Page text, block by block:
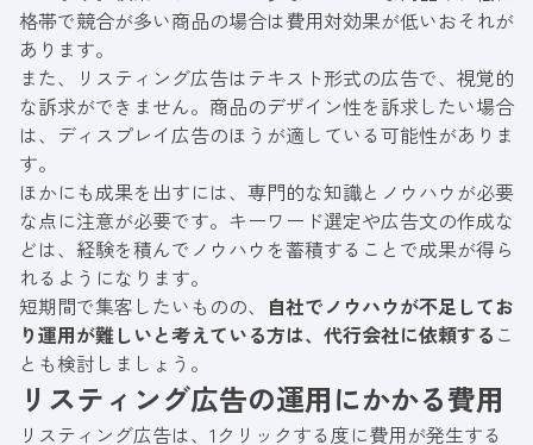
格帯で競合が多い商品の場合は費用対効果が低いおそれが
あります。
また、リスティング広告はテキスト形式の広告で、視覚的
な訴求ができません。商品のデザイン性を訴求したい場合
は、ディスプレイ広告のほうが適している可能性がありま
す。
ほかにも成果を出すには、専門的な知識とノウハウが必要
な点に注意が必要です。キーワード選定や広告文の作成な
どは、経験を積んでノウハウを蓄積することで成果が得ら
れるようになります。
短期間で集客したいものの、 自社でノウハウが不足してお
り運用が難しいと考えている方は、代行会社に依頼する こ
とも検討しましょう。
リスティング広告の運用にかかる費用
リスティング広告は、1クリックする度に費用が発生する